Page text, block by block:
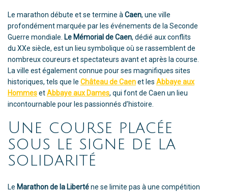
Le marathon débute et se termine à Caen, une ville
profondément marquée par les événements de la Seconde
Guerre mondiale. Le Mémorial de Caen, dédié aux conflits
du XXe siècle, est un lieu symbolique où se rassemblent de
nombreux coureurs et spectateurs avant et après la course.
La ville est également connue pour ses magnifiques sites
historiques, tels que le Château de Caenet les Abbaye aux
HommesetAbbaye aux Dames, qui font de Caen un lieu
incontournable pour les passionnés d’histoire.
Une course placée
sous le signe de la
solidarité
Le Marathon de la Liberténe se limite pas à une compétition